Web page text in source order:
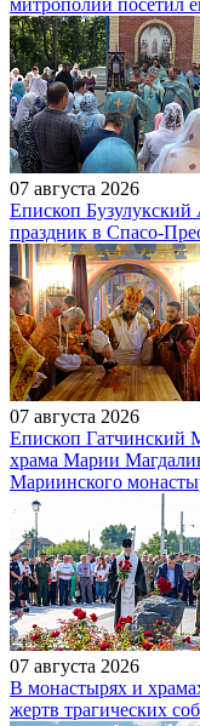
07 августа 2026
Епископ Бузулукский
праздник в Спасо-
07 августа 2026
Епископ Гатчинский
храма Марии
Мариинского
07 августа 2026
В монастырях и
жертв трагических